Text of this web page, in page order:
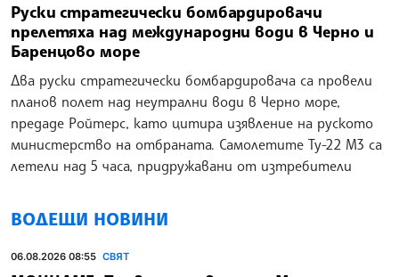
Руски стратегически бомбардировачи
прелетяха над международни води в Черно и
Баренцово море
Два руски стратегически бомбардировача са провели
планов полет над неутрални води в Черно море,
предаде Ройтерс, като цитира изявление на руското
министерство на отбраната. Самолетите Ту-22 М3 са
летели над 5 часа, придружавани от изтребители
ВОДЕЩИ НОВИНИ
06.08.2026 08:55 СВЯТ